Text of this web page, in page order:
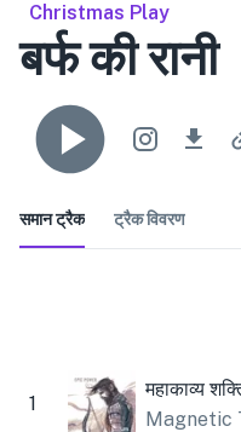
Christmas Play
बर्फ की रानी
समान ट्रैक ट्रैक विवरण
1
महाकाव्य
Magnetic